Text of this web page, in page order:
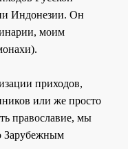
Индонезии. Он
моим
приходов,
или же просто
православие, мы
Зарубежным